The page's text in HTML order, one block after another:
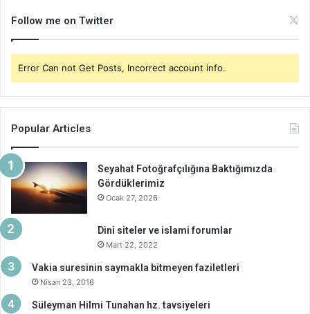
Follow me on Twitter
Error Can not Get Posts, Incorrect account info.
Popular Articles
Seyahat Fotoğrafçılığına Baktığımızda
Gördüklerimiz
Ocak 27, 2026
Dini siteler ve islami forumlar
Mart 22, 2022
Vakia suresinin saymakla bitmeyen faziletleri
Nisan 23, 2016
Süleyman Hilmi Tunahan hz. tavsiyeleri